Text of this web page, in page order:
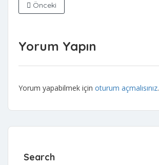
Önceki
Yorum Yapın
Yorum yapabilmek için oturum açmalısınız.
Search